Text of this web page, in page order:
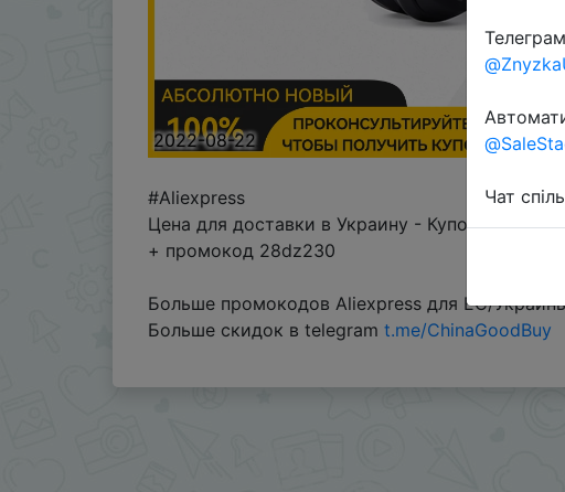
2022-08-22
#Aliexpress
Цена для доставки в Украину - Купон
+ промокод 28dz230
Больше промокодов Aliexpress для ЕС/
Больше скидок в telegram t.me/ChinaGoodBuy
Чат